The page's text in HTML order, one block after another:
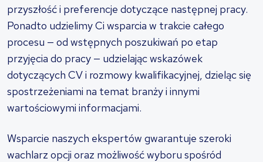
przyszłość i preferencje dotyczące następnej pracy.
Ponadto udzielimy Ci wsparcia w trakcie całego
procesu — od wstępnych poszukiwań po etap
przyjęcia do pracy — udzielając wskazówek
dotyczących CV i rozmowy kwalifikacyjnej, dzieląc się
spostrzeżeniami na temat branży i innymi
wartościowymi informacjami.
Wsparcie naszych ekspertów gwarantuje szeroki
wachlarz opcji oraz możliwość wyboru spośród